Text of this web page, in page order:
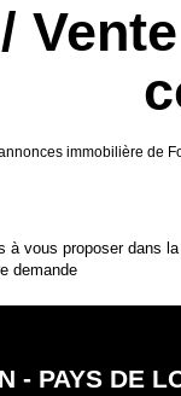
immobilière de
à vous proposer dans
demande
- PAYS DE